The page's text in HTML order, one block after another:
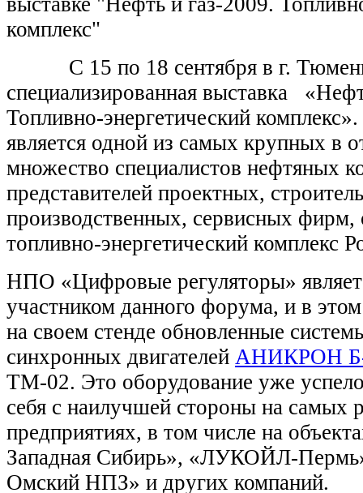
комплекс"
С 15 по 18 сентября в г. Тюмень
специализированная выставка
Топливно-энергетический
является одной из самых крупных в
множество специалистов нефтяных
представителей проектных,
производственных, сервисных
топливно-энергетический комплекс
НПО «Цифровые регуляторы»
участником данного форума, и в
на своем стенде обновленные
синхронных двигателей АНИКРОН
ТМ-02. Это оборудование уже успело
себя с наилучшей стороны на самых
предприятиях, в том числе на
Западная Сибирь», «ЛУКОЙЛ-
Омский НПЗ» и других компаний.